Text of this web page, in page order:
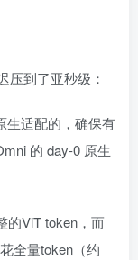
压到了亚秒级：
生适配的，确保有
的 day-0 原生
ViT token，而
全量token（约